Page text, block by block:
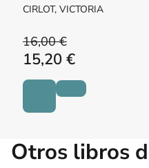
CIRLOT, VICTORIA
16,00 €
15,20 €
Otros libros